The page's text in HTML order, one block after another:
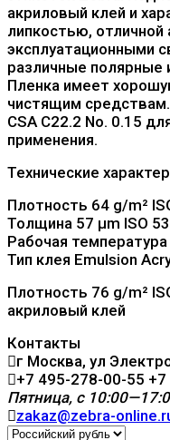
акриловый клей и
липкостью,
эксплуатационными
различные полярные
Пленка имеет
чистящим
CSA C22.2 No. 0.15
применения.
Технические
Плотность 64 g/m²
Толщина 57 μm ISO
Рабочая температура
Тип клея Emulsion
Плотность 76 g/m²
акриловый клей
Контакты
г Москва, ул
+7 495-278-00-55
Пятница, с
zakaz@zebra-